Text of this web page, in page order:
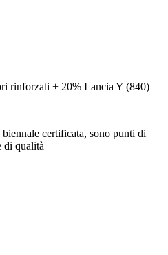
rinforzati + 20% Lancia Y (840)
certificata, sono punti di
di qualità